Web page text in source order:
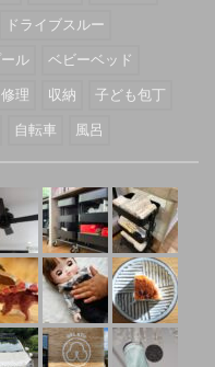
ドライブスルー
ル
ベビーベッド
修理 収納
子ども包丁
自転車 風呂